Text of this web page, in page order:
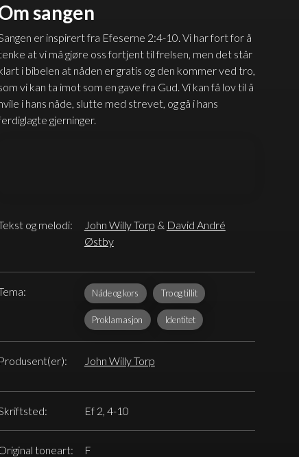
sangen
er inspirert fra Efeserne 2:4-10. Vi har fort for å
at vi må gjøre oss fortjent til frelsen, men det står
i bibelen at nåden er gratis og den kommer ved tro,
vi kan ta imot som en gave fra Gud. Vi kan få lov til å
i hans nåde, slutte med strevet, og gå i hans
gjerninger.
og melodi: John Willy Torp & David André
Østby
Nåde og kors Tro og tillit
Proklamasjon Identitet
Produsent(er): John Willy Torp
Ef 2, 4-10
toneart: F